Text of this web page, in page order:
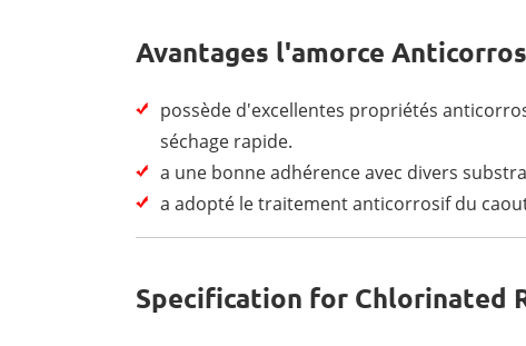
Avantages l'amorce
possède d'excellentes propriétés
séchage rapide.
a une bonne adhérence avec divers
a adopté le traitement anticorrosif du
Specification for Chlorinated